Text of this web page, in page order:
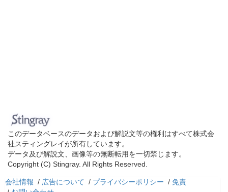
このデータベースのデータおよび解説文等の権利はすべて株式会
社スティングレイが所有しています。
データ及び解説文、画像等の無断転用を一切禁じます。
Copyright (C) Stingray. All Rights Reserved.
会社情報 / 広告について / プライバシーポリシー / 免責